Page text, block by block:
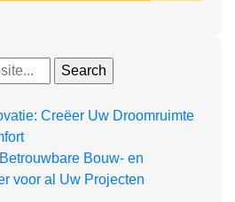
Creëer Uw Droomruimte
Bouw- en
voor al Uw Projecten